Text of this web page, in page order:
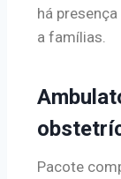
há
a famílias.
Pacote